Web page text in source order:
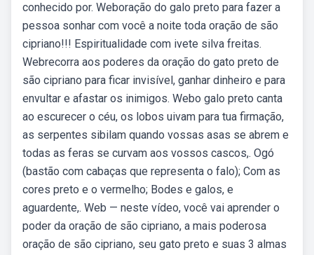
conhecido por. Weboração do galo preto para fazer a
pessoa sonhar com você a noite toda oração de são
cipriano!!! Espiritualidade com ivete silva freitas.
Webrecorra aos poderes da oração do gato preto de
são cipriano para ficar invisível, ganhar dinheiro e para
envultar e afastar os inimigos. Webo galo preto canta
ao escurecer o céu, os lobos uivam para tua firmação,
as serpentes sibilam quando vossas asas se abrem e
todas as feras se curvam aos vossos cascos,. Ogó
(bastão com cabaças que representa o falo); Com as
cores preto e o vermelho; Bodes e galos, e
aguardente,. Web — neste vídeo, você vai aprender o
poder da oração de são cipriano, a mais poderosa
oração de são cipriano, seu gato preto e suas 3 almas